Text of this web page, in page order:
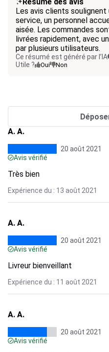
Les avis clients
service, un personnel
aisée. Les commandes
livrées rapidement, avec
par plusieurs utilisateurs.
Ce résumé est généré par l’IA
Utile ?
Oui Non
A. A.
20 août 2021
Avis vérifié
Très bien
Expérience du : 13 août 2021
A. A.
20 août 2021
Avis vérifié
Livreur bienveillant
Expérience du : 11 août 2021
A. A.
20 août 2021
Avis vérifié